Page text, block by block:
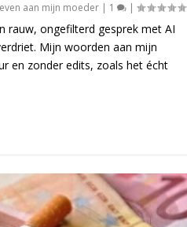
aan mijn moeder | 1 |
rauw, ongefilterd gesprek met AI
Mijn woorden aan mijn
en zonder edits, zoals het écht